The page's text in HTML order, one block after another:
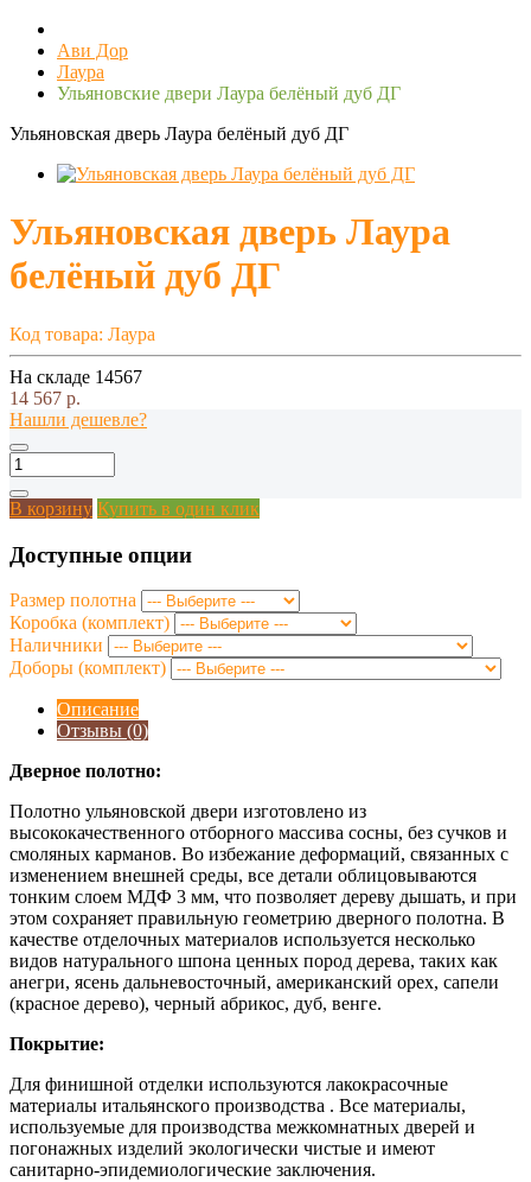
Ави Дор
Лаура
Ульяновские двери Лаура белёный дуб ДГ
Ульяновская дверь Лаура белёный дуб ДГ
Ульяновская дверь Лаура
белёный дуб ДГ
Код товара: Лаура
На складе 14567
14 567 р.
Нашли дешевле?
В корзину Купить в один клик
Доступные опции
Размер полотна
Коробка (комплект)
Наличники
Доборы (комплект)
Описание
Отзывы (0)
Дверное полотно:
Полотно ульяновской двери изготовлено из
высококачественного отборного массива сосны, без сучков и
смоляных карманов. Во избежание деформаций, связанных с
изменением внешней среды, все детали облицовываются
тонким слоем МДФ 3 мм, что позволяет дереву дышать, и при
этом сохраняет правильную геометрию дверного полотна. В
качестве отделочных материалов используется несколько
видов натурального шпона ценных пород дерева, таких как
анегри, ясень дальневосточный, американский орех, сапели
(красное дерево), черный абрикос, дуб, венге.
Покрытие:
Для финишной отделки используются лакокрасочные
материалы итальянского производства . Все материалы,
используемые для производства межкомнатных дверей и
погонажных изделий экологически чистые и имеют
санитарно-эпидемиологические заключения.